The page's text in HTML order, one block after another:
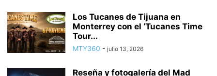
Los Tucanes de Tijuana en
Monterrey con el ‘Tucanes Time
Tour...
MTY360 - julio 13, 2026
Reseña y fotogalería del Mad